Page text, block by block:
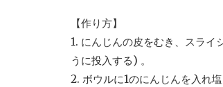
【作り方】
1. にんじんの皮をむき、スラ
うに投入する) 。
2. ボウルに1のにんじんを入れ